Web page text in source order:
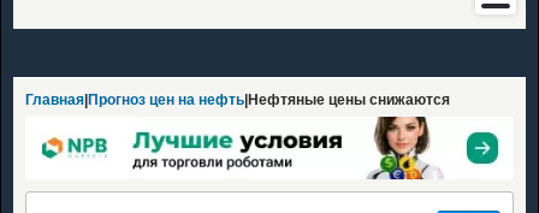
Главная Прогноз цен на нефть |Нефтяные цены снижаются